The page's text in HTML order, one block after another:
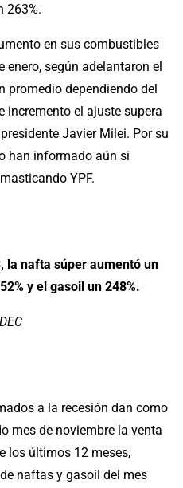
263%.
en sus combustibles
enero, según adelantaron el
promedio dependiendo del
incremento el ajuste supera
Javier Milei. Por su
han informado aún si
YPF.
la nafta súper aumentó un
y el gasoil un 248%.
a la recesión dan como
mes de noviembre la venta
los últimos 12 meses,
naftas y gasoil del mes